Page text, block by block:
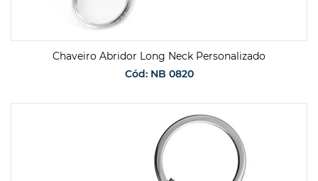
Chaveiro Abridor Long Neck Personalizado
Cód: NB 0820
SOLICITAR ORÇAMENTO